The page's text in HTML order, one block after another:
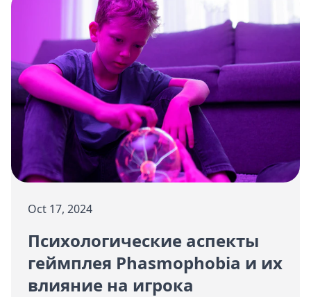
Oct 17, 2024
Психологические аспекты
геймплея Phasmophobia и их
влияние на игрока